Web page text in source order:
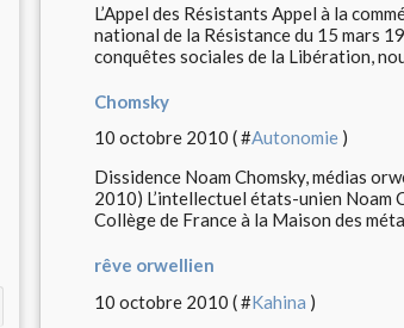
L’Appel des Résistants Appel à la
national de la Résistance du 15 mars
conquêtes sociales de la Libération,
Chomsky
10 octobre 2010 ( #Autonomie )
Dissidence Noam Chomsky, médias
2010) L’intellectuel états-unien Noam
Collège de France à la Maison des
rêve orwellien
10 octobre 2010 ( #Kahina )